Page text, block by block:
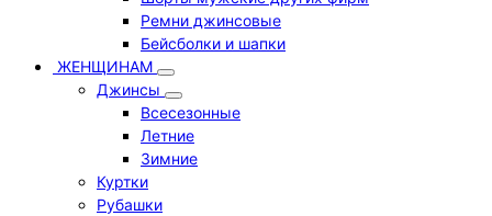
Ремни джинсовые
Бейсболки и шапки
ЖЕНЩИНАМ
Джинсы
Всесезонные
Летние
Зимние
Куртки
Рубашки